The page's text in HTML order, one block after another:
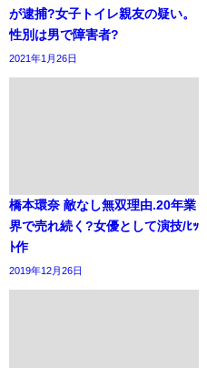
が逮捕?女子トイレ親友の疑い。
性別は男で障害者?
2021年1月26日
橋本環奈 敵なし無双理由.20年業
界で売れ続く?女優として演技/ﾋｯ
ﾄ作
2019年12月26日